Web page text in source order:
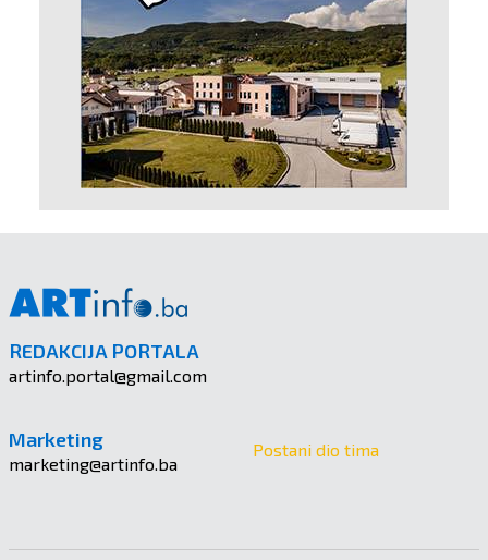
REDAKCIJA PORTALA
artinfo.portal@gmail.com
Marketing
marketing@artinfo.ba
Postani dio tima